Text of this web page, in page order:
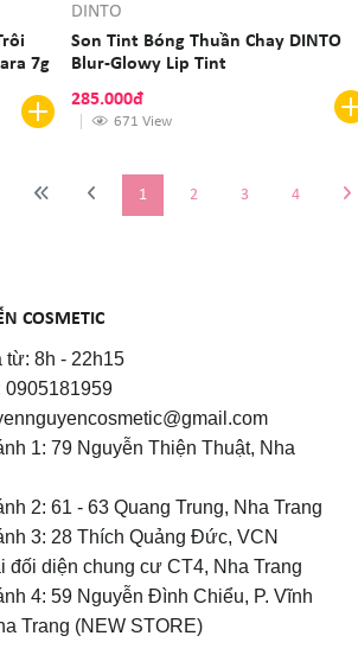
7g
DINTO
Son Tint Bóng Thuần Chay DINTO
Blur-Glowy Lip Tint
285.000đ
671 View
1 2 3 4
COSMETIC
từ: 8h - 22h15
0905181959
1: 79 Nguyễn Thiện Thuật, Nha
2: 61 - 63 Quang Trung, Nha Trang
3: 28 Thích Quảng Đức, VCN
đối diện chung cư CT4, Nha Trang
4: 59 Nguyễn Đình Chiểu, P. Vĩnh
Trang (NEW STORE)